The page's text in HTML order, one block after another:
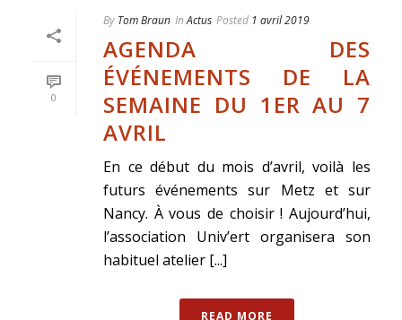
0
By Tom Braun In Actus Posted 1 avril 2019
AGENDA DES
ÉVÉNEMENTS DE LA
SEMAINE DU 1ER AU 7
AVRIL
En ce début du mois d’avril, voilà les
futurs événements sur Metz et sur
Nancy. À vous de choisir ! Aujourd’hui,
l’association Univ’ert organisera son
habituel atelier [...]
READ MORE